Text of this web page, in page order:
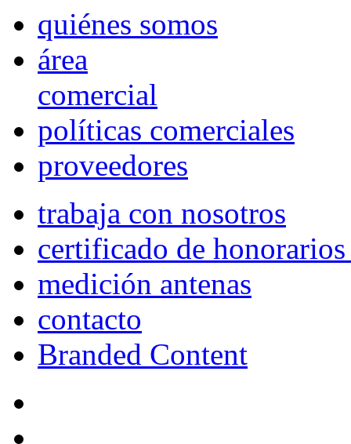
quiénes somos
área
comercial
políticas comerciales
proveedores
trabaja con nosotros
certificado de
medición antenas
contacto
Branded Content